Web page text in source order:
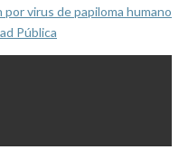
virus de papiloma humano
Pública